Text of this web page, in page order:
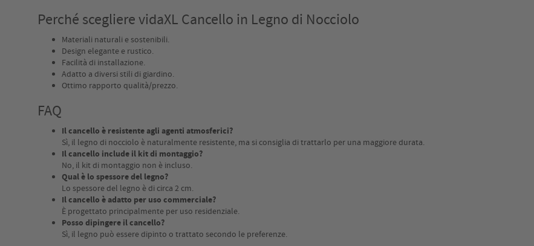
Perché scegliere vidaXL Cancello in Legno di Nocciolo
Materiali naturali e sostenibili.
Design elegante e rustico.
Facilità di installazione.
Adatto a diversi stili di giardino.
Ottimo rapporto qualità/prezzo.
FAQ
Il cancello è resistente agli agenti atmosferici?
Sì, il legno di nocciolo è naturalmente resistente, ma si consiglia di trattarlo per una maggiore durata.
Il cancello include il kit di montaggio?
No, il kit di montaggio non è incluso.
Qual è lo spessore del legno?
Lo spessore del legno è di circa 2 cm.
Il cancello è adatto per uso commerciale?
È progettato principalmente per uso residenziale.
Posso dipingere il cancello?
Sì, il legno può essere dipinto o trattato secondo le preferenze.